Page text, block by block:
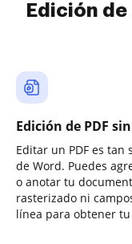
Edición
Edición de PDF
Editar un PDF es
de Word. Puedes
o anotar tu
rasterizado ni
línea para obtener